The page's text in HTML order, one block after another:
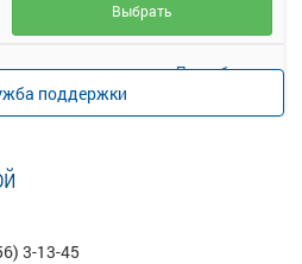
Подробнее
Выбрать
поддержки
3-13-45